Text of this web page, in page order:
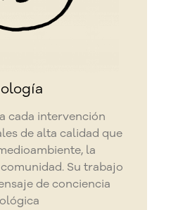
cada intervención
de alta calidad que
la
Su trabajo
de conciencia